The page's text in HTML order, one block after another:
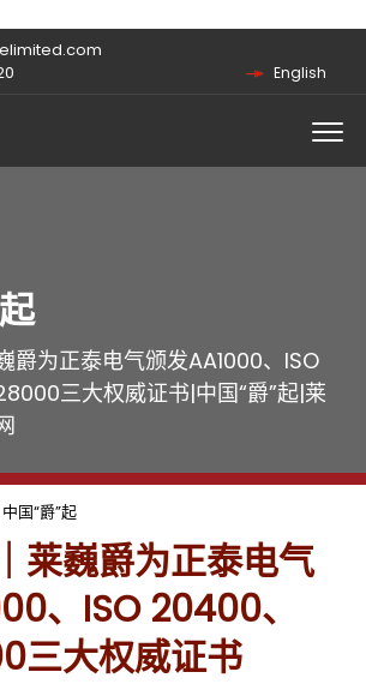
English
爵为正泰电气颁发AA1000、ISO
三大权威证书|中国“爵”起|莱
中国“爵”起
莱巍爵为正泰电气
、ISO 20400、
三大权威证书